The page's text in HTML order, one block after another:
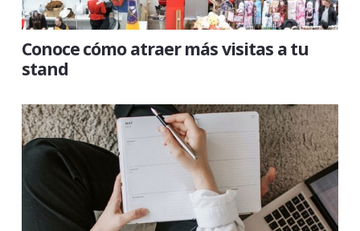
Conoce cómo atraer más visitas a tu
stand